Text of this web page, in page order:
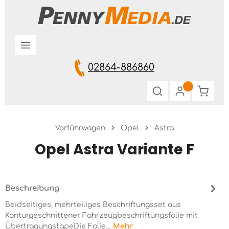
Zum Hauptinhalt springen
02864-886860
Vorführwagen Opel Astra
Opel Astra Variante F
Beschreibung
Beidseitiges, mehrteiliges Beschriftungsset aus
Konturgeschnittener Fahrzeugbeschriftungsfolie mit
ÜbertragungstapeDie Folie… Mehr